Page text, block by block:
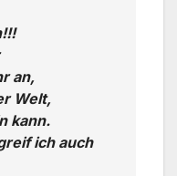
an,
Welt,
kann.
ich auch